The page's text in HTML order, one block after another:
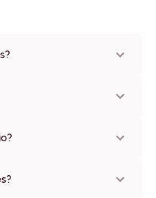
incluidas opciones sin
enviaremos un número de